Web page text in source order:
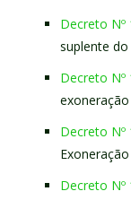
Decreto Nº
suplente
Decreto Nº
Decreto Nº
Decreto Nº